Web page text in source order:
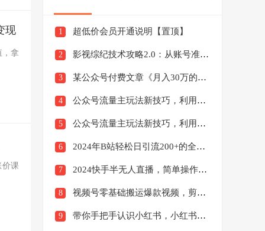
现
，拿
价课
1 超低价会员开通说明【置顶】
2 影视综纪技术攻略2.0：从账号准备到硬件软件准备到到制作到发布（26节）
3 某公众号付费文章《月入30万的暴利单品(续)》客单价三四千，非常暴利
4 公众号流量主玩法新技巧，利用AI做情感类文案无脑式产出，简单易学，月收益4000+【揭秘】
5 公众号流量主玩法新技巧，利用AI做民间故事，无脑式产出，简单易学，日收益300+【揭秘】
6 2024年B站轻松日引流200+的全套暴力干货实操教程
7 2024快手半无人直播，简单操作月入1W+高效引流当天见收益【揭秘】
8 视频号零基础搬运爆款视频，剪辑变现日入千元【揭秘】
9 带你手把手认识小红书，小红书全套百科运营教程